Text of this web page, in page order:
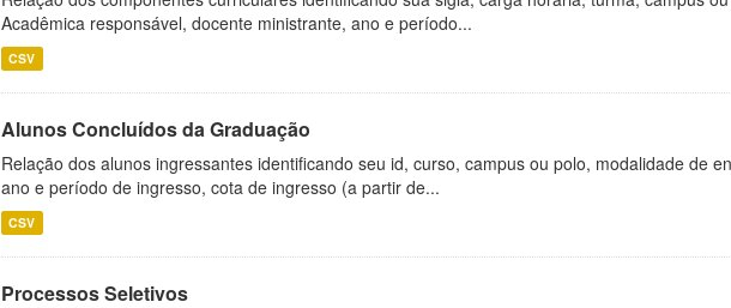
Acadêmica responsável, docente ministrante, ano e período...
CSV
Alunos Concluídos da Graduação
Relação dos alunos ingressantes identificando seu id, curso, campus ou polo, modalidade de
ano e período de ingresso, cota de ingresso (a partir de...
CSV
Processos Seletivos